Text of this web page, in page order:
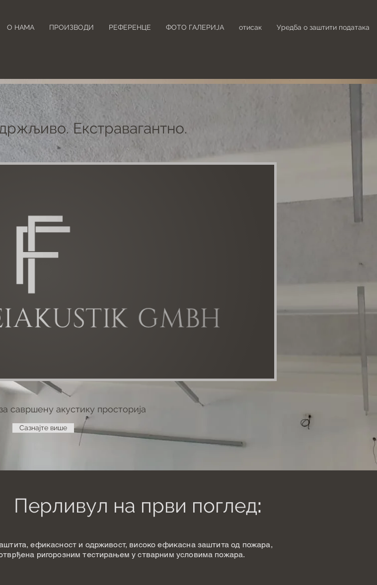
О НАМА ПРОИЗВОДИ РЕФЕРЕНЦЕ ФОТО ГАЛЕРИЈА отисак Уредба о заштити података
Екстравагантно.
савршену акустику просторија
Сазнајте више
Перливул на први поглед:
ефикасност и одрживост, високо ефикасна заштита од пожара,
ригорозним тестирањем у стварним условима пожара.